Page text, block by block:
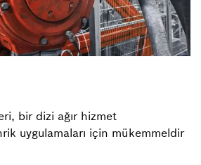
bir dizi ağır hizmet
uygulamaları için mükemmeldir